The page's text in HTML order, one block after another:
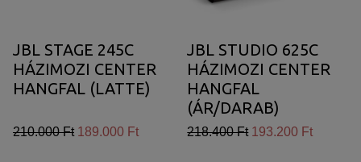
JBL STAGE 245C
HÁZIMOZI CENTER
HANGFAL (LATTE)
210.000 Ft 189.000 Ft
JBL STUDIO 625C
HÁZIMOZI CENTER
HANGFAL
(ÁR/DARAB)
218.400 Ft 193.200 Ft